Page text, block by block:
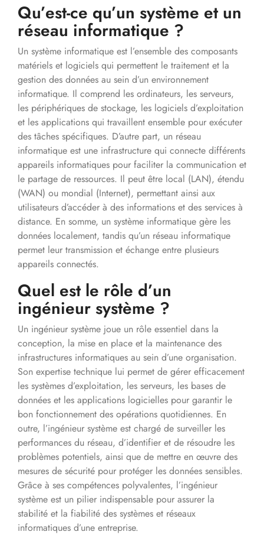
Qu’est-ce qu’un système et un
réseau informatique ?
Un système informatique est l’ensemble des composants
matériels et logiciels qui permettent le traitement et la
gestion des données au sein d’un environnement
informatique. Il comprend les ordinateurs, les serveurs,
les périphériques de stockage, les logiciels d’exploitation
et les applications qui travaillent ensemble pour exécuter
des tâches spécifiques. D’autre part, un réseau
informatique est une infrastructure qui connecte différents
appareils informatiques pour faciliter la communication et
le partage de ressources. Il peut être local (LAN), étendu
(WAN) ou mondial (Internet), permettant ainsi aux
utilisateurs d’accéder à des informations et des services à
distance. En somme, un système informatique gère les
données localement, tandis qu’un réseau informatique
permet leur transmission et échange entre plusieurs
appareils connectés.
Quel est le rôle d’un
ingénieur système ?
Un ingénieur système joue un rôle essentiel dans la
conception, la mise en place et la maintenance des
infrastructures informatiques au sein d’une organisation.
Son expertise technique lui permet de gérer efficacement
les systèmes d’exploitation, les serveurs, les bases de
données et les applications logicielles pour garantir le
bon fonctionnement des opérations quotidiennes. En
outre, l’ingénieur système est chargé de surveiller les
performances du réseau, d’identifier et de résoudre les
problèmes potentiels, ainsi que de mettre en œuvre des
mesures de sécurité pour protéger les données sensibles.
Grâce à ses compétences polyvalentes, l’ingénieur
système est un pilier indispensable pour assurer la
stabilité et la fiabilité des systèmes et réseaux
informatiques d’une entreprise.